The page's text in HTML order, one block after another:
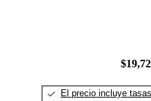
El precio incluye tasas